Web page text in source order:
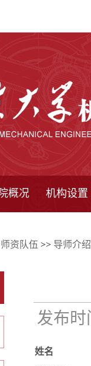
概况 机构设置
师资队伍 >> 导师介绍
发布
姓名